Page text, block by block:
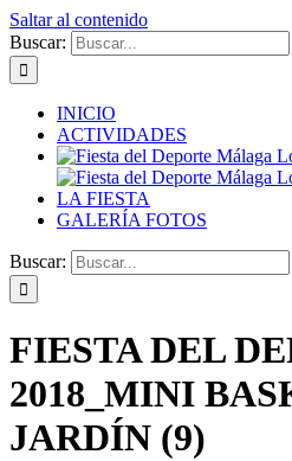
Saltar al contenido
Buscar:
INICIO
ACTIVIDADES
LA FIESTA
GALERÍA FOTOS
Buscar:
FIESTA DEL
2018_MINI
JARDÍN (9)